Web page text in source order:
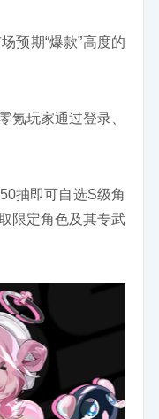
预期“爆款”高度的
氪玩家通过登录、
抽即可自选S级角
限定角色及其专武